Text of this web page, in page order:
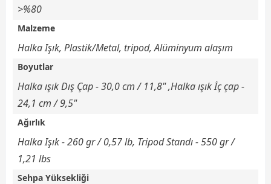
>%80
Malzeme
Halka Işık, Plastik/Metal, tripod, Alüminyum alaşım
Boyutlar
Halka ışık Dış Çap - 30,0 cm / 11,8" ,Halka ışık İç çap -
24,1 cm / 9,5"
Ağırlık
Halka Işık - 260 gr / 0,57 lb, Tripod Standı - 550 gr /
1,21 lbs
Sehpa Yüksekliği